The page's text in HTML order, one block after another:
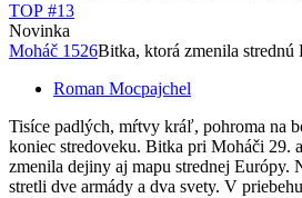
TOP #13
Novinka
Moháč 1526Bitka, ktorá zmenila strednú
Roman Mocpajchel
Tisíce padlých, mŕtvy kráľ, pohroma na
koniec stredoveku. Bitka pri Moháči 29.
zmenila dejiny aj mapu strednej Európy.
stretli dve armády a dva svety. V